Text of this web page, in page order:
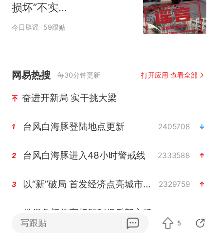
损坏”不实
（2026·08·06）
今日辟谣 59跟贴
网易热搜 每30分钟更新 打开应用 查看全部
奋进开新局 实干挑大梁
1 台风白海豚登陆地点更新 2405708
2 台风白海豚进入48小时警戒线 2333588
3 以“新”破局 首发经济点亮城市消费活力 2329759
佛得角门将亮相智利俱乐部主场
写跟贴 5